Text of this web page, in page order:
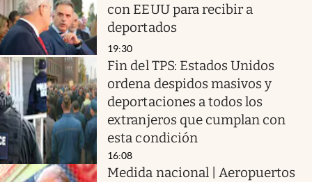
con EEUU para recibir a
deportados
19:30
Fin del TPS: Estados Unidos
ordena despidos masivos y
deportaciones a todos los
extranjeros que cumplan con
esta condición
16:08
Medida nacional | Aeropuertos